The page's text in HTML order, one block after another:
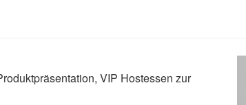
VIP Hostessen zur